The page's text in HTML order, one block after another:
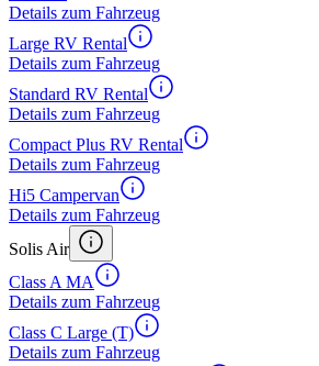
Details zum Fahrzeug
Large RV Rental
Details zum Fahrzeug
Standard RV Rental
Details zum Fahrzeug
Compact Plus RV Rental
Details zum Fahrzeug
Hi5 Campervan
Details zum Fahrzeug
Solis Air
Class A MA
Details zum Fahrzeug
Class C Large (T)
Details zum Fahrzeug